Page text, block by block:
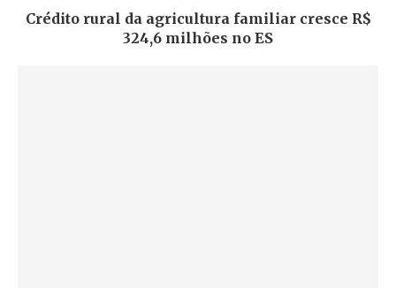
Crédito rural da agricultura familiar cresce R$
324,6 milhões no ES